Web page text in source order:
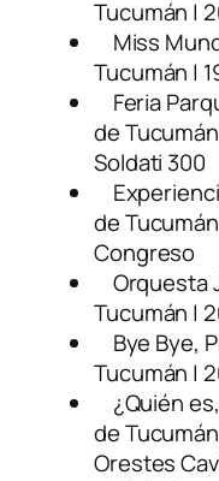
Tucumán |
Miss
Tucumán |
Feria
de
Soldati 300
de
Congreso
Orquesta
Tucumán |
Bye Bye,
Tucumán |
¿Quién
de
Orestes